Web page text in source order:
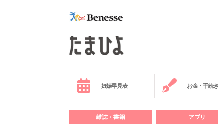
妊娠早見表 お金・手続き
雑誌・書籍 アプリ